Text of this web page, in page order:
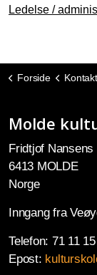
Ledelse /
Forside Kontakt
Molde
Fridtjof Nansens
6413 MOLDE
Norge
Inngang fra
Telefon: 71 11
Epost: